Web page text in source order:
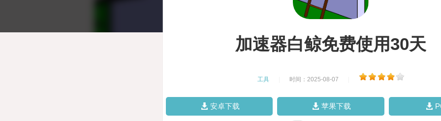
加速器白鲸免费使用30天
工具 时间：2025-08-07
安卓下载 苹果下载